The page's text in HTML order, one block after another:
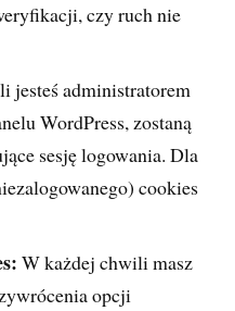
czy ruch nie
jesteś administratorem
WordPress, zostaną
sesję logowania. Dla
cookies
W każdej chwili masz
opcji